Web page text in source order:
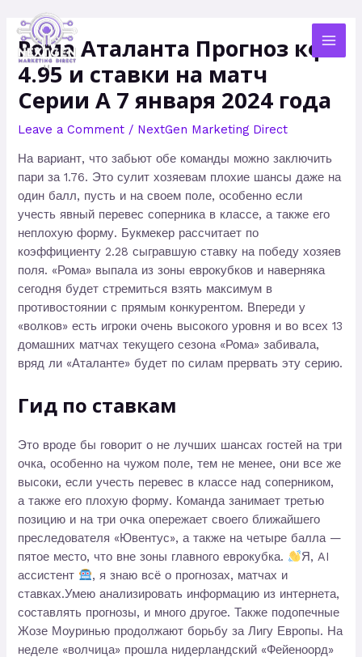
content
Рома Аталанта Прогноз кф
4.95 и ставки на матч
Серии А 7 января 2024 года
Leave a Comment / NextGen Marketing Direct
На вариант, что забьют обе команды можно заключить
пари за 1.76. Это сулит хозяевам плохие шансы даже на
один балл, пусть и на своем поле, особенно если
учесть явный перевес соперника в классе, а также его
неплохую форму. Букмекер рассчитает по
коэффициенту 2.28 сыгравшую ставку на победу хозяев
поля. «Рома» выпала из зоны еврокубков и наверняка
сегодня будет стремиться взять максимум в
противостоянии с прямым конкурентом. Впереди у
«волков» есть игроки очень высокого уровня и во всех 13
домашних матчах текущего сезона «Рома» забивала,
вряд ли «Аталанте» будет по силам прервать эту серию.
Гид по ставкам
Это вроде бы говорит о не лучших шансах гостей на три
очка, особенно на чужом поле, тем не менее, они все же
высоки, если учесть перевес в классе над соперником,
а также его плохую форму. Команда занимает третью
позицию и на три очка опережает своего ближайшего
преследователя «Ювентус», а также на четыре балла —
пятое место, что вне зоны главного еврокубка.
Я, AI
ассистент
, я знаю всё о прогнозах, матчах и
ставках.Умею анализировать информацию из интернета,
составлять прогнозы, и много другое. Также подопечные
Жозе Моуринью продолжают борьбу за Лигу Европы. На
неделе «волчица» прошла нидерландский «Фейеноорд»